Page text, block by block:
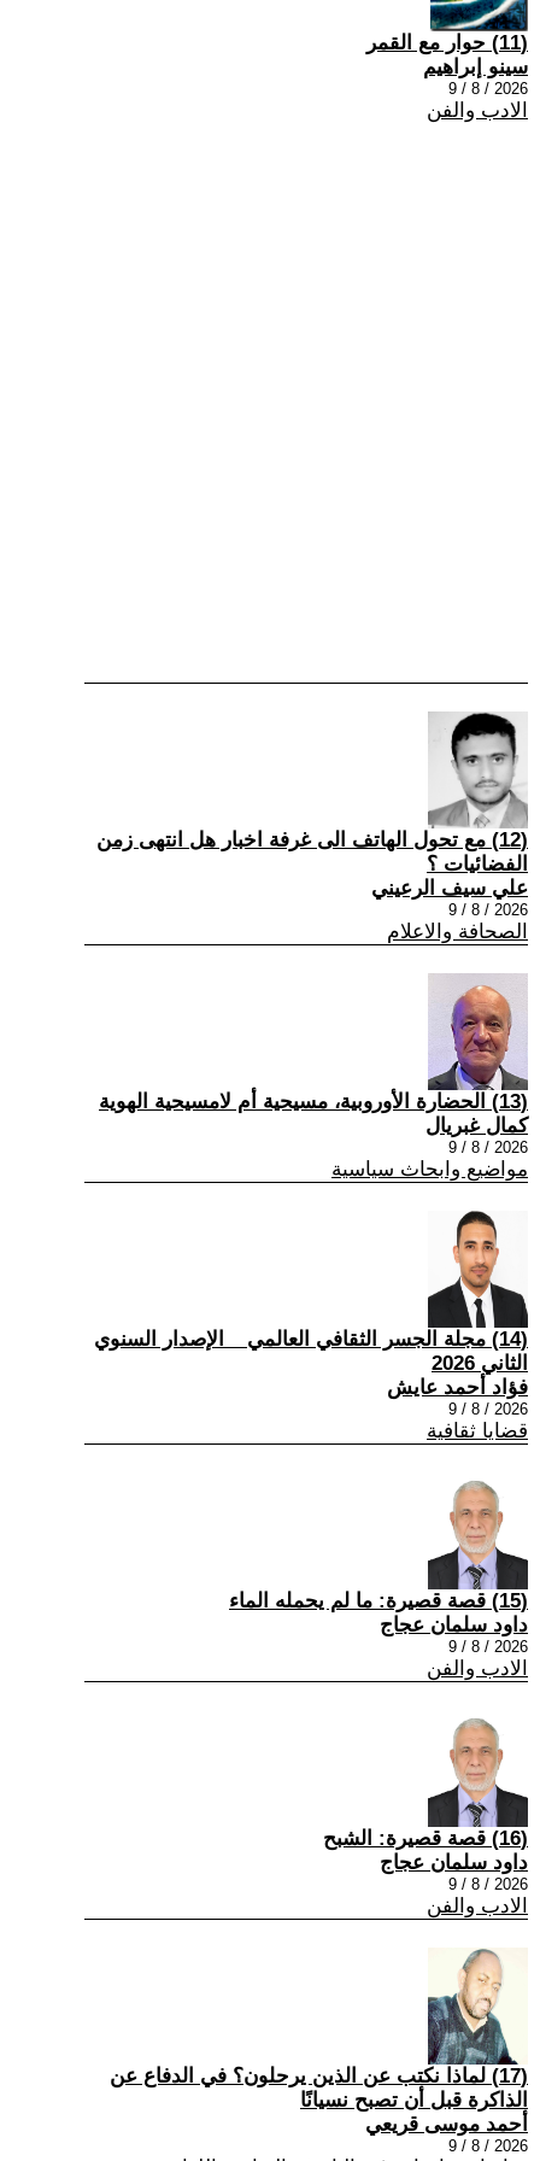
(11) حوار مع القمر
سينو إبراهيم
2026 / 8 / 9
الادب والفن
(12) مع تحول الهاتف الى غرفة اخبار هل انتهى زمن
الفضائيات ؟
علي سيف الرعيني
2026 / 8 / 9
الصحافة والاعلام
(13) الحضارة الأوروبية، مسيحية أم لامسيحية الهوية
كمال غبريال
2026 / 8 / 9
مواضيع وابحاث سياسية
(14) مجلة الجسر الثقافي العالمي _ الإصدار السنوي
الثاني 2026
فؤاد أحمد عايش
2026 / 8 / 9
قضايا ثقافية
(15) قصة قصيرة: ما لم يحمله الماء
داود سلمان عجاج
2026 / 8 / 9
الادب والفن
(16) قصة قصيرة: الشبح
داود سلمان عجاج
2026 / 8 / 9
الادب والفن
(17) لماذا نكتب عن الذين يرحلون؟ في الدفاع عن
الذاكرة قبل أن تصبح نسيانًا
أحمد موسى قريعي
2026 / 8 / 9